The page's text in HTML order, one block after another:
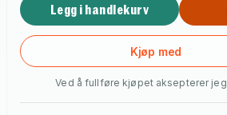
Legg i handlekurv
Kjøp med
Ved å fullføre kjøpet aksepterer jeg